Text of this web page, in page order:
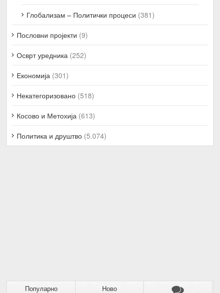
Глобализам – Политички процеси (381)
Пословни пројекти (9)
Осврт уредника (252)
Економија (301)
Некатегоризовано (518)
Косово и Метохија (613)
Политика и друштво (5.074)
Популарно Ново